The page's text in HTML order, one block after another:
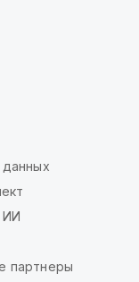
ИИ
партнеры